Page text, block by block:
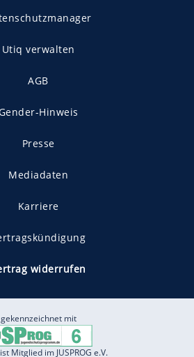
Utiq verwalten
AGB
Hinweis
Presse
Mediadaten
Karriere
widerrufen
gekennzeichnet mit
Mitglied im JUSPROG e.V.